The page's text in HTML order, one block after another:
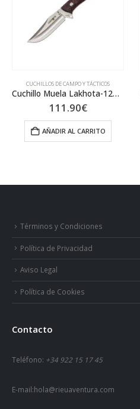
CUCHILLOS DE CAMPO Y TÁCTICOS
Cuchillo Muela Lakhota-12R Madera Prensada Coral
111.90€
AÑADIR AL CARRITO
Términos y Condiciones
Política de Privacidad
Aviso Legal
Política de Cookies
Contacto
Teléfono: +34 922 15 17 45
E-mail:hola@rieuaventura.com